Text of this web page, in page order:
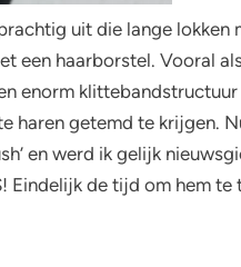
uit die lange lokken
een haarborstel. Vooral
enorm
haren getemd te krijgen.
en werd ik gelijk
Eindelijk de tijd om hem